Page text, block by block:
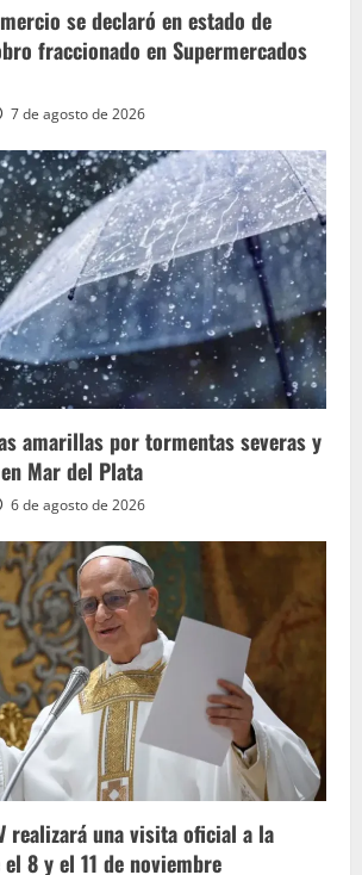
se declaró en estado de
fraccionado en Supermercados
7 de agosto de 2026
amarillas por tormentas severas y
Mar del Plata
6 de agosto de 2026
realizará una visita oficial a la
8 y el 11 de noviembre